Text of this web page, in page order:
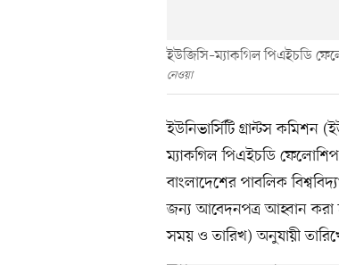
ইউজিসি–ম্যাকগিল পিএইচডি
নেওয়া
ইউনিভার্সিটি গ্রান্টস কমিশন
ম্যাকগিল পিএইচডি ফেলোশিপ
বাংলাদেশের পাবলিক
জন্য আবেদনপত্র আহ্বান করা
সময় ও তারিখ) অনুযায়ী